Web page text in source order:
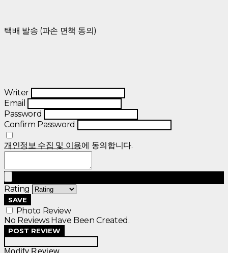
택배 발송 (파손 면책 동의)
Writer
Email
Password
Confirm Password
개인정보 수집 및 이용에 동의합니다.
Rating
SAVE
Photo Review
No Reviews Have Been Created.
POST REVIEW
Modify Review